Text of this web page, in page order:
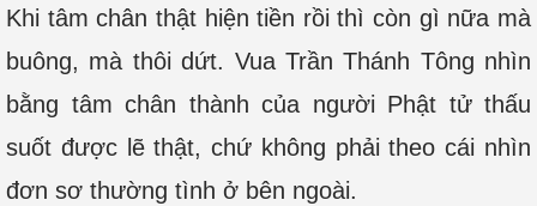
Khi tâm chân thật hiện tiền rồi thì còn gì nữa mà
buông, mà thôi dứt. Vua Trần Thánh Tông nhìn
bằng tâm chân thành của người Phật tử thấu
suốt được lẽ thật, chứ không phải theo cái nhìn
đơn sơ thường tình ở bên ngoài.